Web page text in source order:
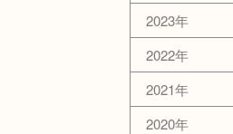
2023年
2022年
2021年
2020年